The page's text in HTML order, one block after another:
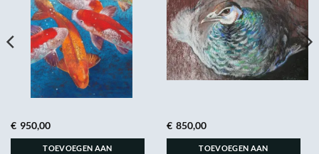
€ 950,00
TOEVOEGEN AAN
€ 850,00
TOEVOEGEN AAN